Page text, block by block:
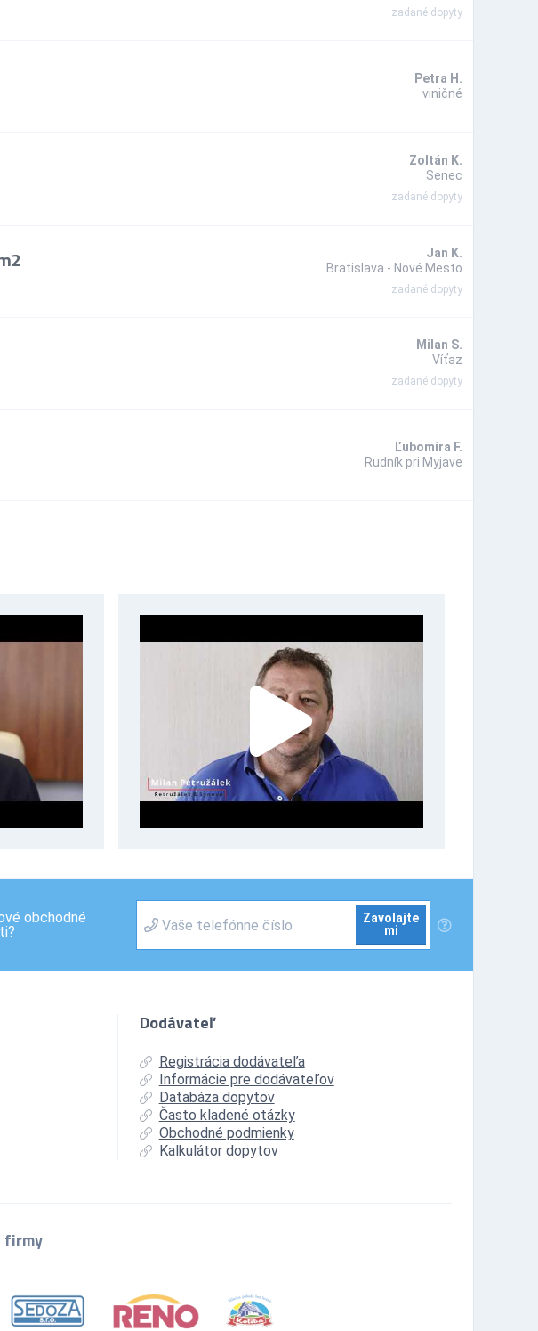
zadané dopyty
Petra H.
viničné
Zoltán K.
Senec
zadané dopyty
Jan K.
Bratislava - Nové Mesto
zadané dopyty
Milan S.
Víťaz
zadané dopyty
Ľubomíra F.
Rudník pri Myjave
obchodné
Zavolajte
mi
Dodávateľ
Registrácia dodávateľa
Informácie pre dodávateľov
Databáza dopytov
Často kladené otázky
Obchodné podmienky
Kalkulátor dopytov
firmy